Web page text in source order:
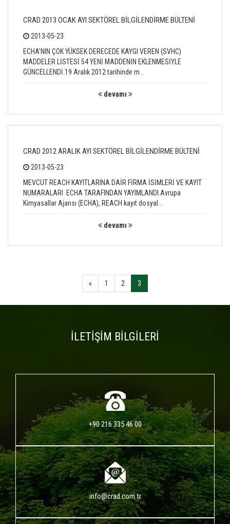
CRAD 2013 OCAK AYI SEKTÖREL BİLGİLENDİRME BÜLTENİ
2013-05-23
ECHA'NIN ÇOK YÜKSEK DERECEDE KAYGI VEREN (SVHC)
MADDELER LİSTESİ 54 YENİ MADDENİN EKLENMESİYLE
GÜNCELLENDİ.19 Aralık 2012 tarihinde m...
devamı
CRAD 2012 ARALIK AYI SEKTÖREL BİLGİLENDİRME BÜLTENİ
2013-05-23
MEVCUT REACH KAYITLARINA DAİR FİRMA İSİMLERİ VE KAYIT
NUMARALARI ECHA TARAFINDAN YAYIMLANDI.Avrupa
Kimyasallar Ajansı (ECHA), REACH kayıt dosyal...
devamı
« 1 2 3
İLETİŞİM BİLGİLERİ
+90 216 335 46 00
info@crad.com.tr